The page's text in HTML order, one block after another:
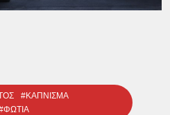
#ΚΑΠΝΙΣΜΑ